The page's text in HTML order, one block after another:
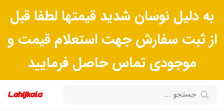
به دلیل نوسان شدید قیمتها لطفا قبل
از ثبت سفارش جهت استعلام قیمت و
موجودی تماس حاصل فرمایید